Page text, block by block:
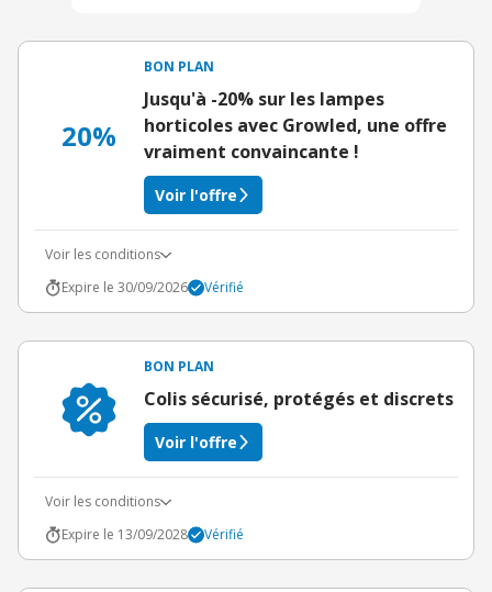
20%
BON PLAN
Jusqu'à -20% sur les lampes
horticoles avec Growled, une offre
vraiment convaincante !
Voir l'offre
Voir les conditions
Expire le 30/09/2026
Vérifié
BON PLAN
Colis sécurisé, protégés et discrets
Voir l'offre
Voir les conditions
Expire le 13/09/2028
Vérifié